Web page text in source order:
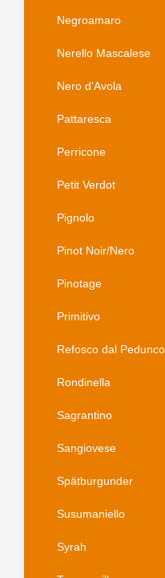
Negroamaro
Nerello Mascalese
Nero d'Avola
Pattaresca
Perricone
Petit Verdot
Pignolo
Pinot Noir/Nero
Pinotage
Primitivo
Refosco dal
Rondinella
Sagrantino
Sangiovese
Spätburgunder
Susumaniello
Syrah